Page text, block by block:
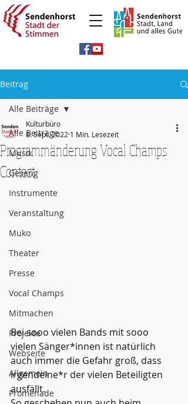
Beitrag
Alle Beiträge
Musik
Gesang
Instrumente
Veranstaltung
Muko
Theater
Presse
Vocal Champs
Mitmachen
Projekte
Webseite
Allgemein
Promenade
Alle Beiträge
Programmänderung Vocal Champs
Contest
Kulturbüro
8. Sept. 2022 1 Min. Lesezeit
Bei sooo vielen Bands mit sooo
vielen Sänger*innen ist natürlich
auch immer die Gefahr groß, dass
irgendeine*r der vielen Beteiligten
ausfällt.